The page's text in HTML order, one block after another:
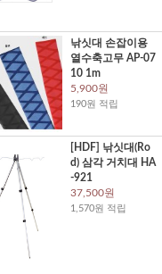
낚싯대 손잡이용
열수축고무 AP-07
10 1m
5,900원
190원 적립
[HDF] 낚싯대(Ro
d) 삼각 거치대 HA
-921
37,500원
1,570원 적립